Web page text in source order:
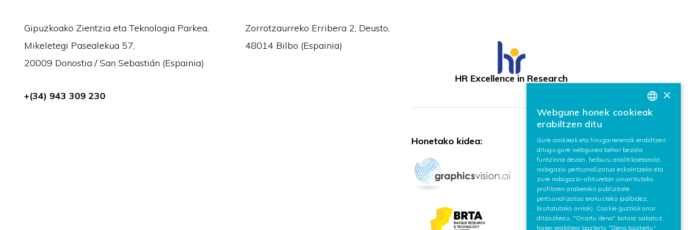
Gipuzkoako Zientzia eta Teknologia Parkea,
Mikeletegi Pasealekua 57,
20009 Donostia / San Sebastián (Espainia)
+(34) 943 309 230
Zorrotzaurreko Erribera 2, Deusto,
48014 Bilbo (Espainia)
HR Excellence in Research
Honetako kidea:
BASQUE
×
Webgune honek cookieak
erabiltzen ditu
Gure cookieak eta hirugarrenenak erabiltzen
ditugu gure webgunea behar bezala
funtziona dezan, helburu analitikoetarako,
nabigazio pertsonalizatua eskaintzeko eta
zure nabigazio-ohituretan oinarritutako
profilaren araberako publizitate
pertsonalizatua erakusteko (adibidez,
bisitatutako orriak). Cookie guztiak onar
ditzazkezu, "Onartu dena" botoia sakatuz,
haien erabilera baztertu "Dena baztertu"